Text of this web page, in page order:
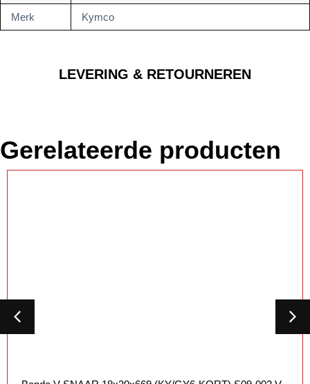
LEVERING & RETOURNEREN
Merk Kymco
Gerelateerde producten